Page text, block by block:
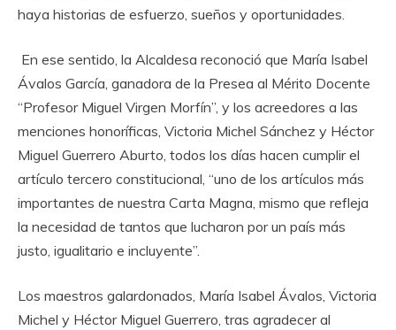
haya historias de esfuerzo, sueños y oportunidades.
‎ En ese sentido, la Alcaldesa reconoció que María Isabel
Ávalos García, ganadora de la Presea al Mérito Docente
“Profesor Miguel Virgen Morfín”, y los acreedores a las
menciones honoríficas, Victoria Michel Sánchez y Héctor
Miguel Guerrero Aburto, todos los días hacen cumplir el
artículo tercero constitucional, “uno de los artículos más
importantes de nuestra Carta Magna, mismo que refleja
la necesidad de tantos que lucharon por un país más
justo, igualitario e incluyente”.
‎Los maestros galardonados, María Isabel Ávalos, Victoria
Michel y Héctor Miguel Guerrero, tras agradecer al